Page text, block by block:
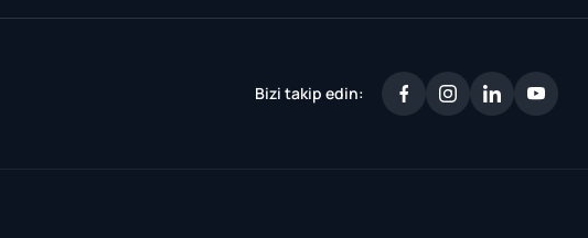
Bizi takip edin: